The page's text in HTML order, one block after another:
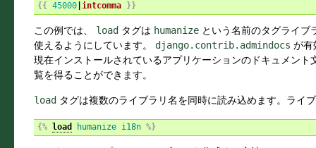
{{ 45000| intcomma }}
この例では、 load タグは humanize という名前のタグライ
使えるようにしています。 django.contrib.admindocs が有
現在インストールされているアプリケーションのドキュメン
覧を得ることができます。
load タグは複数のライブラリ名を同時に読み込めます。ライ
{% load humanize i18n %}